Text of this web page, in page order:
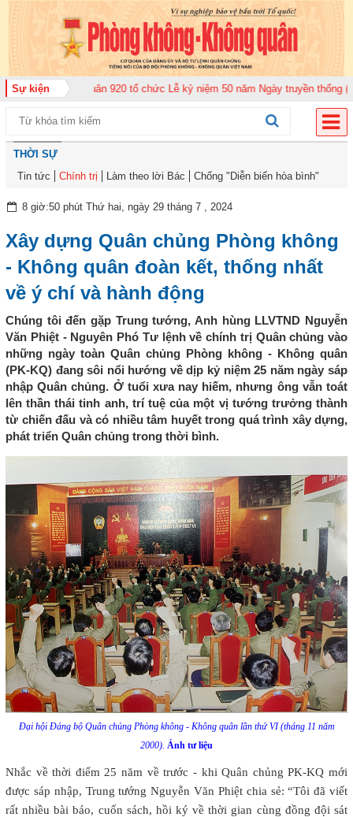
Sự kiện
đoàn Không quân 920 tổ chức Lễ kỷ niệm 50 năm Ngày truyền thống (12-
THỜI SỰ
Tin tức
Chính trị Làm theo lời Bác Chống "Diễn biến hòa bình"
8 giờ:50 phút Thứ hai, ngày 29 tháng 7 , 2024
Xây dựng Quân chủng Phòng không
- Không quân đoàn kết, thống nhất
về ý chí và hành động
Chúng tôi đến gặp Trung tướng, Anh hùng LLVTND Nguyễn
Văn Phiệt - Nguyên Phó Tư lệnh về chính trị Quân chủng vào
những ngày toàn Quân chủng Phòng không - Không quân
(PK-KQ) đang sôi nổi hướng về dịp kỷ niệm 25 năm ngày sáp
nhập Quân chủng. Ở tuổi xưa nay hiếm, nhưng ông vẫn toát
lên thần thái tinh anh, trí tuệ của một vị tướng trưởng thành
từ chiến đấu và có nhiều tâm huyết trong quá trình xây dựng,
phát triển Quân chủng trong thời bình.
Đại hội Đảng bộ Quân chủng Phòng không - Không quân lần thứ VI (tháng 11 năm
2000). Ảnh tư liệu
Nhắc về thời điểm 25 năm về trước - khi Quân chủng PK-KQ mới
được sáp nhập, Trung tướng Nguyễn Văn Phiệt chia sẻ: “Tôi đã viết
rất nhiều bài báo, cuốn sách, hồi ký về thời gian cùng đồng đội sát